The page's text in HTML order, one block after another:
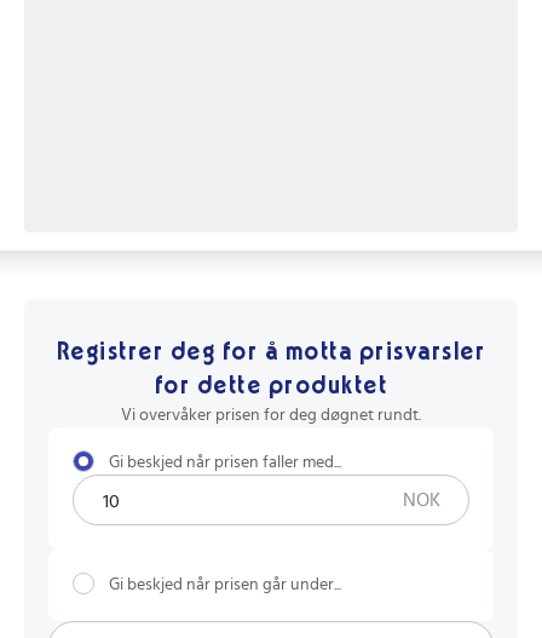
Registrer deg for å motta prisvarsler
for dette produktet
Vi overvåker prisen for deg døgnet rundt.
Gi beskjed når prisen faller med...
NOK
Gi beskjed når prisen går under...